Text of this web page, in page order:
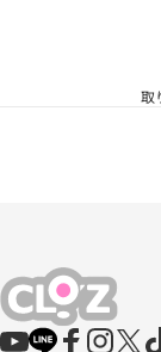
取
CLO'Z｜クロッツ公式